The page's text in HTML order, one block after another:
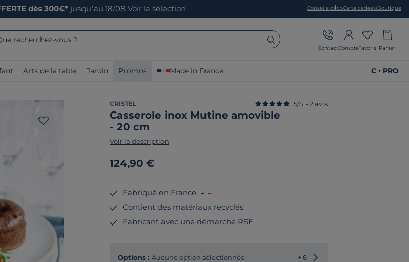
dès 300€* jusqu’au 18/08 Voir la sélection Conseils décoCarte cadeauBoutique
recherchez-vous ?
ContactCompteFavoris Panier
Arts de la table Jardin Promos Made in France C • PRO
CRISTEL
Casserole inox Mutine amovible
- 20 cm
5/5 - 2 avis
Voir la description
124,90 €
Fabriqué en France
Contient des matériaux recyclés
Fabricant avec une démarche RSE
Options : Aucune option sélectionnée + 6